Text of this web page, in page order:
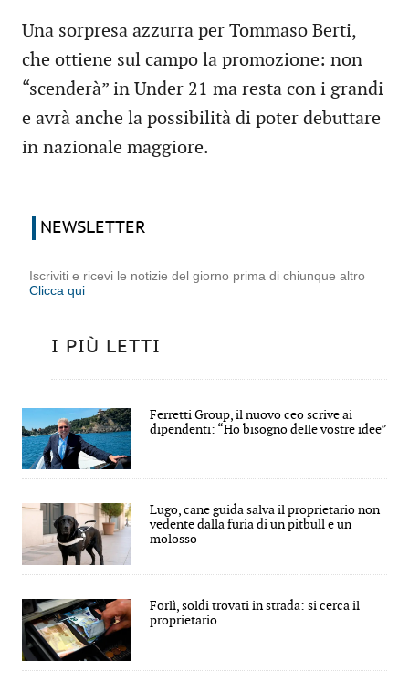
Una sorpresa azzurra per Tommaso Berti,
che ottiene sul campo la promozione: non
“scenderà” in Under 21 ma resta con i grandi
e avrà anche la possibilità di poter debuttare
in nazionale maggiore.
NEWSLETTER
Iscriviti e ricevi le notizie del giorno prima di chiunque altro
Clicca qui
I PIÙ LETTI
Ferretti Group, il nuovo ceo scrive ai
dipendenti: “Ho bisogno delle vostre idee”
Lugo, cane guida salva il proprietario non
vedente dalla furia di un pitbull e un
molosso
Forlì, soldi trovati in strada: si cerca il
proprietario